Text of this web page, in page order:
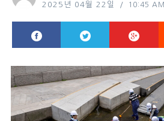
2025년 04월 22일 10:45 AM